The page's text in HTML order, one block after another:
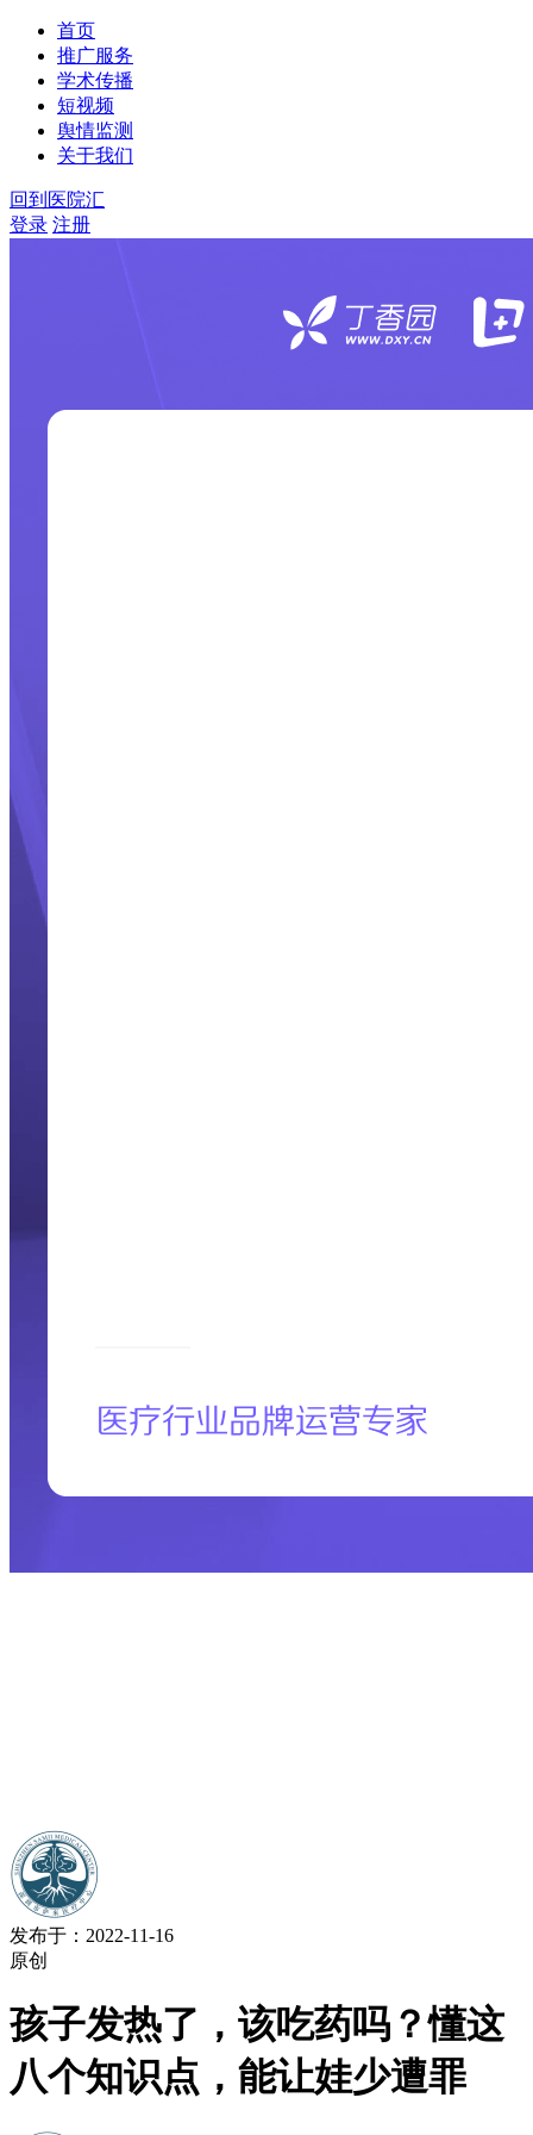
首页
推广服务
学术传播
短视频
舆情监测
关于我们
回到医院汇
登录 注册
发布于：2022-11-16
原创
孩子发热了，该吃药吗？懂这
八个知识点，能让娃少遭罪